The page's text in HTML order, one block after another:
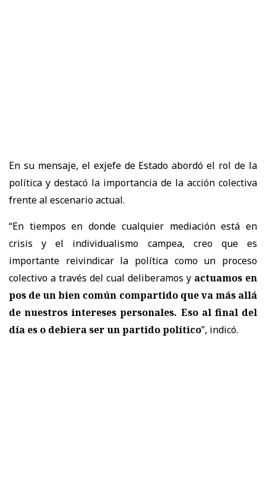
En su mensaje, el exjefe de Estado abordó el rol de la
política y destacó la importancia de la acción colectiva
frente al escenario actual.
“En tiempos en donde cualquier mediación está en
crisis y el individualismo campea, creo que es
importante reivindicar la política como un proceso
colectivo a través del cual deliberamos y actuamos en
pos de un bien común compartido que va más allá
de nuestros intereses personales. Eso al final del
día es o debiera ser un partido político”, indicó.